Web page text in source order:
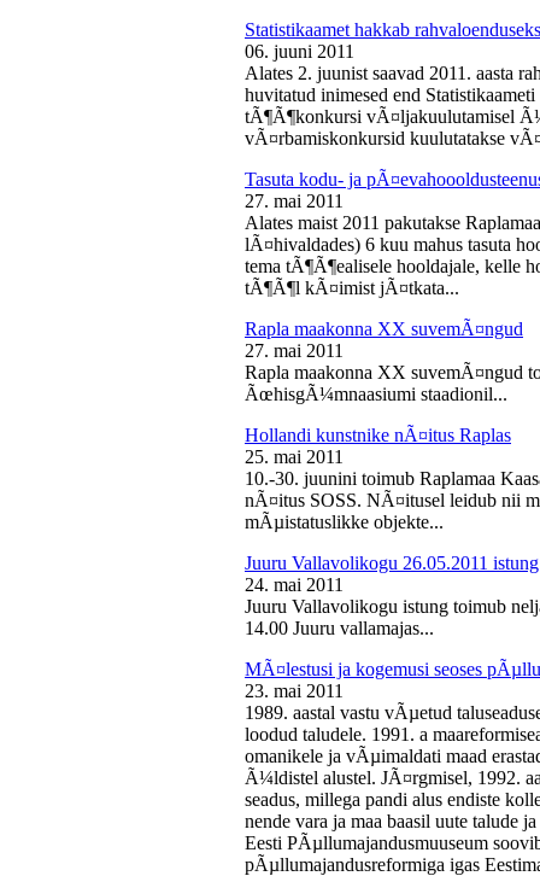
Statistikaamet hakkab
06. juuni 2011
Alates 2. juunist saavad 2011. aasta
huvitatud inimesed end
tÃ¶Ã¶konkursi vÃ¤ljakuulutamisel
vÃ¤rbamiskonkursid kuulutatakse
Tasuta kodu- ja
27. mai 2011
Alates maist 2011 pakutakse
lÃ¤hivaldades) 6 kuu mahus tasuta
tema tÃ¶Ã¶ealisele hooldajale, kelle
tÃ¶Ã¶l kÃ¤imist jÃ¤tkata...
Rapla maakonna XX suvemÃ¤ngud
27. mai 2011
Rapla maakonna XX suvemÃ¤ngud
ÃœhisgÃ¼mnaasiumi staadionil...
Hollandi kunstnike nÃ¤itus Raplas
25. mai 2011
10.-30. juunini toimub Raplamaa
nÃ¤itus SOSS. NÃ¤itusel leidub nii
mÃµistatuslikke objekte...
Juuru Vallavolikogu 26.05.2011 istung
24. mai 2011
Juuru Vallavolikogu istung toimub
14.00 Juuru vallamajas...
MÃ¤lestusi ja kogemusi seoses
23. mai 2011
1989. aastal vastu vÃµetud
loodud taludele. 1991. a
omanikele ja vÃµimaldati maad
Ã¼ldistel alustel. JÃ¤rgmisel, 1992.
seadus, millega pandi alus endiste
nende vara ja maa baasil uute talude
Eesti PÃµllumajandusmuuseum
pÃµllumajandusreformiga igas